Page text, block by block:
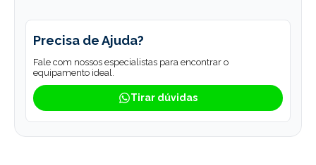
Precisa de Ajuda?
Fale com nossos especialistas para encontrar o
equipamento ideal.
Tirar dúvidas